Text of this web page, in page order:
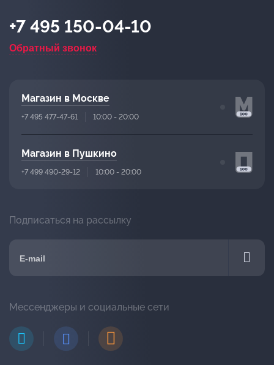
+7 495 150-04-10
Обратный звонок
Магазин в Москве
+7 495 477-47-61 10:00 - 20:00
Магазин в Пушкино
+7 499 490-29-12 10:00 - 20:00
Подписаться на рассылку
Мессенджеры и социальные сети